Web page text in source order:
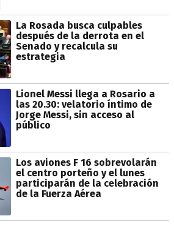
La Rosada busca culpables
después de la derrota en el
Senado y recalcula su
estrategia
Lionel Messi llega a Rosario a
las 20.30: velatorio íntimo de
Jorge Messi, sin acceso al
público
Los aviones F 16 sobrevolarán
el centro porteño y el lunes
participarán de la celebración
de la Fuerza Aérea